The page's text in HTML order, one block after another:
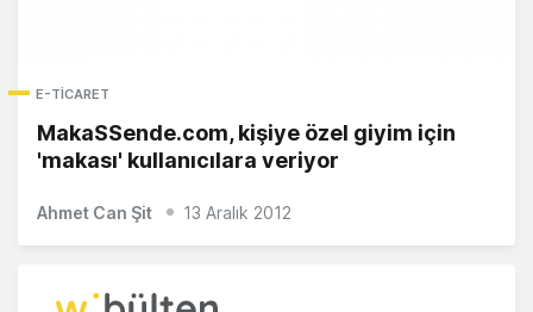
E-TICARET
MakaSSende.com, kişiye özel giyim için
'makası' kullanıcılara veriyor
Ahmet Can Şit 13 Aralık 2012